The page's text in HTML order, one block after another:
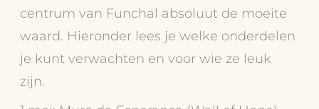
centrum van Funchal absoluut de moeite
waard. Hieronder lees je welke onderdelen
je kunt verwachten en voor wie ze leuk
zijn.